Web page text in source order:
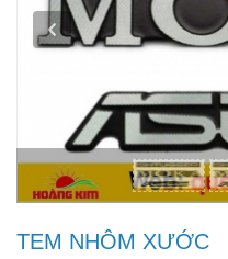
TEM NHÔM XƯỚC